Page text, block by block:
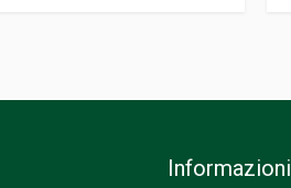
Informazioni